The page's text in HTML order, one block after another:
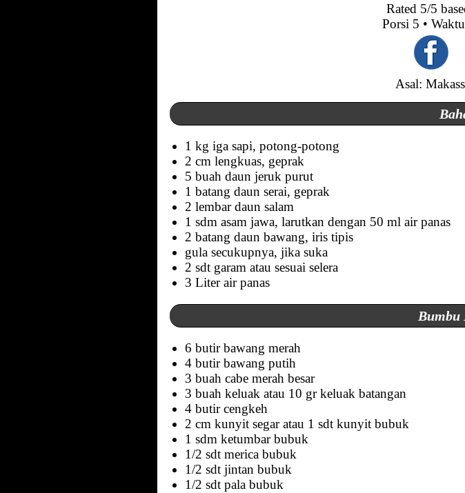
Rated 5/5
Porsi 5 • Waktu
Asal:
1 kg iga sapi, potong-potong
2 cm lengkuas, geprak
5 buah daun jeruk purut
1 batang daun serai, geprak
2 lembar daun salam
1 sdm asam jawa, larutkan dengan 50 ml air panas
2 batang daun bawang, iris tipis
gula secukupnya, jika suka
2 sdt garam atau sesuai selera
3 Liter air panas
Bumbu
6 butir bawang merah
4 butir bawang putih
3 buah cabe merah besar
3 buah keluak atau 10 gr keluak batangan
4 butir cengkeh
2 cm kunyit segar atau 1 sdt kunyit bubuk
1 sdm ketumbar bubuk
1/2 sdt merica bubuk
1/2 sdt jintan bubuk
1/2 sdt pala bubuk